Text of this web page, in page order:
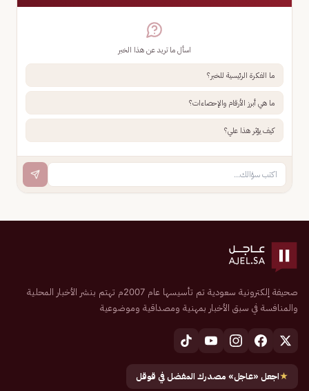
اسأل ما تريد عن هذا الخبر
ما الفكرة الرئيسية للخبر؟
ما هي أبرز الأرقام والإحصاءات؟
كيف يؤثر هذا علي؟
صحيفة إلكترونية سعودية تم تأسيسها عام 2007م تهتم بنشر الأخبار المحلية
والمنافسة في سبق الأخبار بمهنية ومصداقية وموضوعية
★اجعل «عاجل» مصدرك المفضل في قوقل